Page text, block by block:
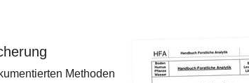
Methoden